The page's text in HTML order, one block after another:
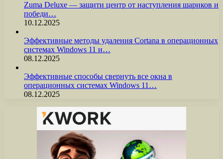
Zuma Deluxe — защити центр от наступления шариков и
победи…
10.12.2025
Эффективные методы удаления Cortana в операционных
системах Windows 11 и…
08.12.2025
Эффективные способы свернуть все окна в
операционных системах Windows 11…
08.12.2025